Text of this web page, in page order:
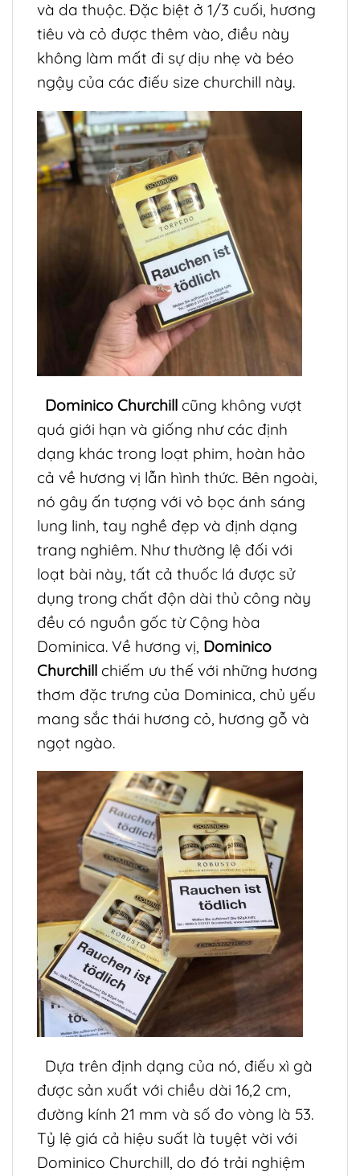
và da thuộc. Đặc biệt ở 1/3 cuối, hương
tiêu và cỏ được thêm vào, điều này
không làm mất đi sự dịu nhẹ và béo
ngậy của các điếu size churchill này.
Dominico Churchill cũng không vượt
quá giới hạn và giống như các định
dạng khác trong loạt phim, hoàn hảo
cả về hương vị lẫn hình thức. Bên ngoài,
nó gây ấn tượng với vỏ bọc ánh sáng
lung linh, tay nghề đẹp và định dạng
trang nghiêm. Như thường lệ đối với
loạt bài này, tất cả thuốc lá được sử
dụng trong chất độn dài thủ công này
đều có nguồn gốc từ Cộng hòa
Dominica. Về hương vị, Dominico
Churchill chiếm ưu thế với những hương
thơm đặc trưng của Dominica, chủ yếu
mang sắc thái hương cỏ, hương gỗ và
ngọt ngào.
Dựa trên định dạng của nó, điếu xì gà
được sản xuất với chiều dài 16,2 cm,
đường kính 21 mm và số đo vòng là 53.
Tỷ lệ giá cả hiệu suất là tuyệt vời với
Dominico Churchill, do đó trải nghiệm